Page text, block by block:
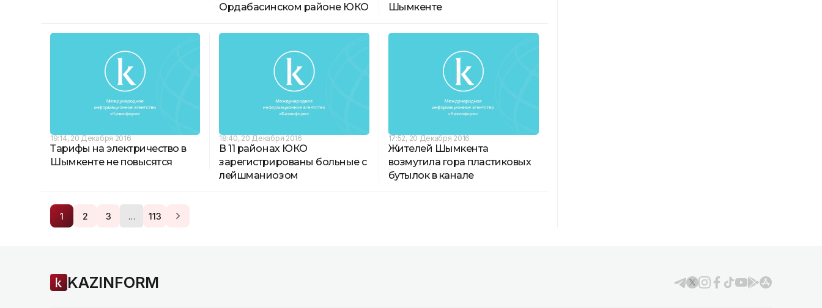
Ордабасинском районе ЮКО
Шымкенте
19:14, 20 Декабря 2016
Тарифы на электричество в
Шымкенте не повысятся
18:40, 20 Декабря 2016
В 11 районах ЮКО
зарегистрированы больные с
лейшманиозом
17:52, 20 Декабря 2016
Жителей Шымкента
возмутила гора пластиковых
бутылок в канале
1 2 3 … 113
KAZINFORM